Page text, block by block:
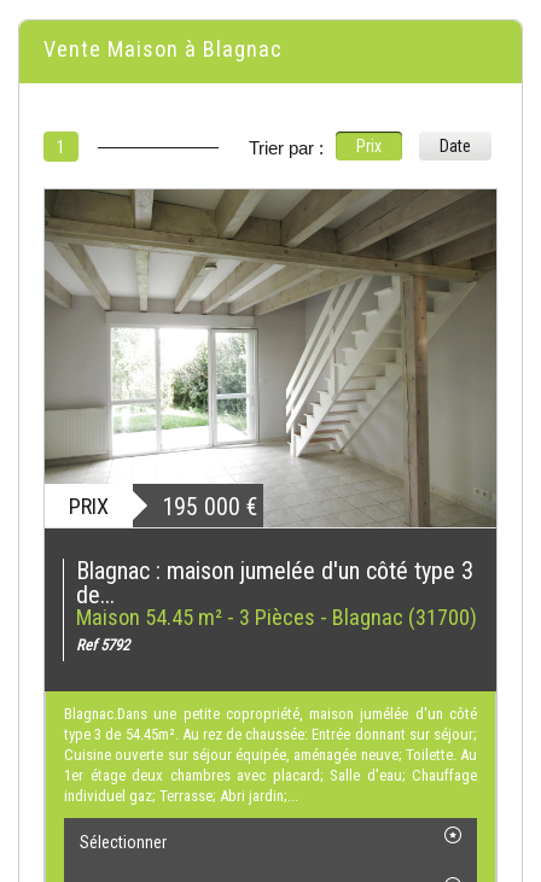
Vente Maison à Blagnac
1 Trier par : Prix Date
PRIX 195 000 €
Blagnac : maison jumelée d'un côté type 3
de...
Maison 54.45 m² - 3 Pièces - Blagnac (31700)
Ref 5792
Blagnac.Dans une petite copropriété, maison jumélée d'un côté
type 3 de 54.45m². Au rez de chaussée: Entrée donnant sur séjour;
Cuisine ouverte sur séjour équipée, aménagée neuve; Toilette. Au
1er étage deux chambres avec placard; Salle d'eau; Chauffage
individuel gaz; Terrasse; Abri jardin;...
Sélectionner